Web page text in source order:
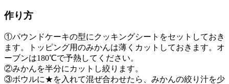
作り方
①パウンドケーキの型にクッキングシートをセットしておき
ます。トッピング用のみかんは薄くカットしておきます。オ
ーブンは180℃で予熱してください。
②みかんを半分にカットし絞ります。
③ボウルに★を入れて混ぜ合わせたら、みかんの絞り汁を少